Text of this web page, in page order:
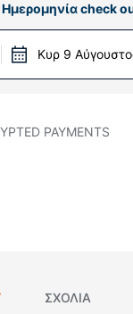
Ημερομηνία check
Κυρ 9
PAYMENTS
ΣΧΌΛΙΑ